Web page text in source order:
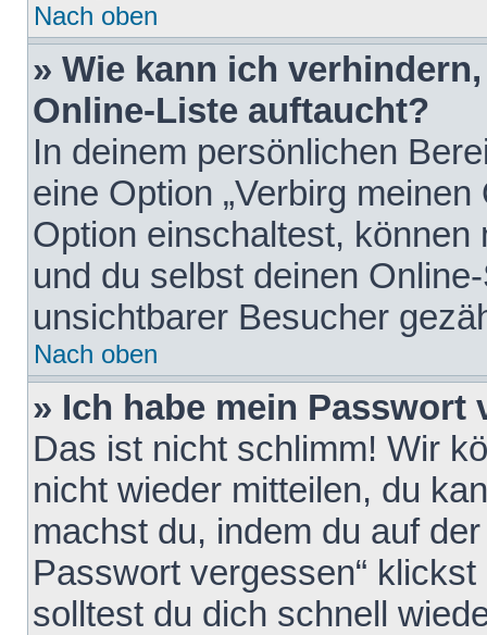
Nach oben
» Wie kann ich
Online-Liste auftaucht?
In deinem persönlichen
eine Option „Verbirg
Option einschaltest,
und du selbst deinen
unsichtbarer Besucher
Nach oben
» Ich habe mein Passwort
Das ist nicht schlimm! Wir
nicht wieder mitteilen, du
machst du, indem du auf
Passwort vergessen“
solltest du dich schnell